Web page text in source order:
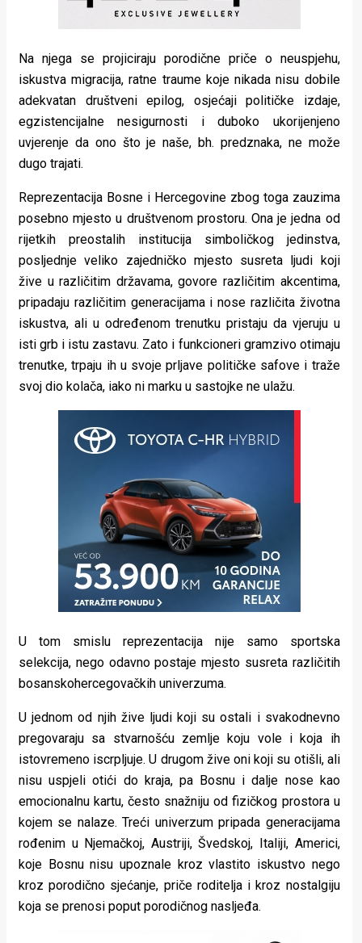
Na njega se projiciraju porodične priče o neuspjehu,
iskustva migracija, ratne traume koje nikada nisu dobile
adekvatan društveni epilog, osjećaji političke izdaje,
egzistencijalne nesigurnosti i duboko ukorijenjeno
uvjerenje da ono što je naše, bh. predznaka, ne može
dugo trajati.
Reprezentacija Bosne i Hercegovine zbog toga zauzima
posebno mjesto u društvenom prostoru. Ona je jedna od
rijetkih preostalih institucija simboličkog jedinstva,
posljednje veliko zajedničko mjesto susreta ljudi koji
žive u različitim državama, govore različitim akcentima,
pripadaju različitim generacijama i nose različita životna
iskustva, ali u određenom trenutku pristaju da vjeruju u
isti grb i istu zastavu. Zato i funkcioneri gramzivo otimaju
trenutke, trpaju ih u svoje prljave političke safove i traže
svoj dio kolača, iako ni marku u sastojke ne ulažu.
U tom smislu reprezentacija nije samo sportska
selekcija, nego odavno postaje mjesto susreta različitih
bosanskohercegovačkih univerzuma.
U jednom od njih žive ljudi koji su ostali i svakodnevno
pregovaraju sa stvarnošću zemlje koju vole i koja ih
istovremeno iscrpljuje. U drugom žive oni koji su otišli, ali
nisu uspjeli otići do kraja, pa Bosnu i dalje nose kao
emocionalnu kartu, često snažniju od fizičkog prostora u
kojem se nalaze. Treći univerzum pripada generacijama
rođenim u Njemačkoj, Austriji, Švedskoj, Italiji, Americi,
koje Bosnu nisu upoznale kroz vlastito iskustvo nego
kroz porodično sjećanje, priče roditelja i kroz nostalgiju
koja se prenosi poput porodičnog nasljeđa.